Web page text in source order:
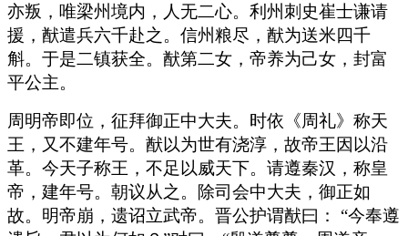
亦叛，唯梁州境内，人无二心。利州刺史崔士谦请
援，猷遣兵六千赴之。信州粮尽，猷为送米四千
斛。于是二镇获全。猷第二女，帝养为己女，封富
平公主。
周明帝即位，征拜御正中大夫。时依《周礼》称天
王，又不建年号。猷以为世有浇淳，故帝王因以沿
革。今天子称王，不足以威天下。请遵秦汉，称皇
帝，建年号。朝议从之。除司会中大夫，御正如
故。明帝崩，遗诏立武帝。晋公护谓猷曰： “今奉遵